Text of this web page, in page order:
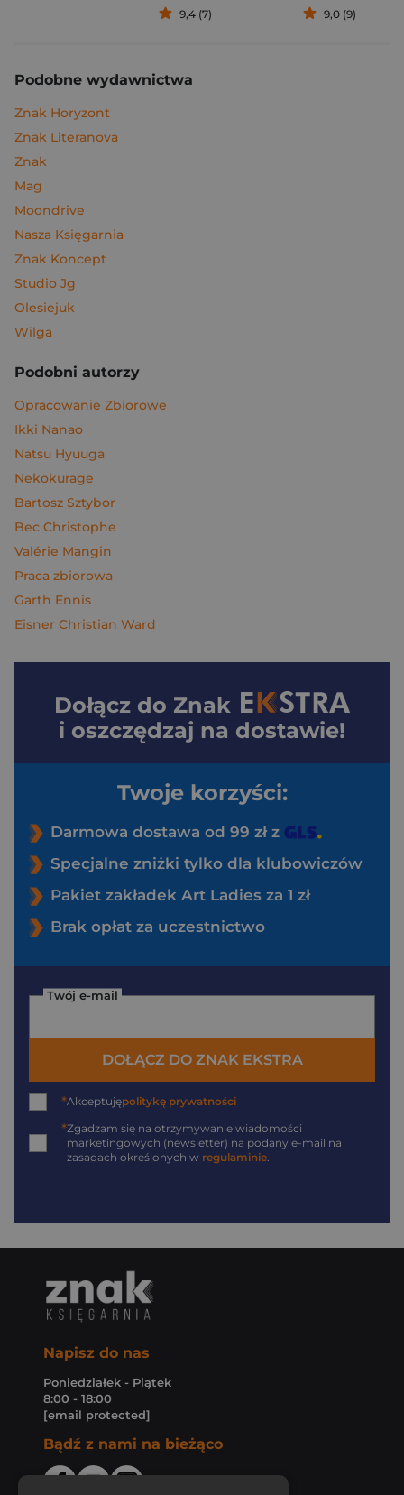
9,4 (7) 9,0 (9)
Podobne wydawnictwa
Znak Horyzont
Znak Literanova
Znak
Mag
Moondrive
Nasza Księgarnia
Znak Koncept
Studio Jg
Olesiejuk
Wilga
Podobni autorzy
Opracowanie Zbiorowe
Ikki Nanao
Natsu Hyuuga
Nekokurage
Bartosz Sztybor
Bec Christophe
Valérie Mangin
Praca zbiorowa
Garth Ennis
Eisner Christian Ward
Dołącz do Znak
i oszczędzaj na dostawie!
Twoje korzyści:
Darmowa dostawa od 99 zł z
Specjalne zniżki tylko dla klubowiczów
Pakiet zakładek Art Ladies za 1 zł
Brak opłat za uczestnictwo
Twój e-mail
DOŁĄCZ DO ZNAK EKSTRA
*Akceptujępolitykę prywatności
*Zgadzam się na otrzymywanie wiadomości
marketingowych (newsletter) na podany e-mail na
zasadach określonych w regulaminie.
Napisz do nas
Poniedziałek - Piątek
8:00 - 18:00
[email protected]
Bądź z nami na bieżąco